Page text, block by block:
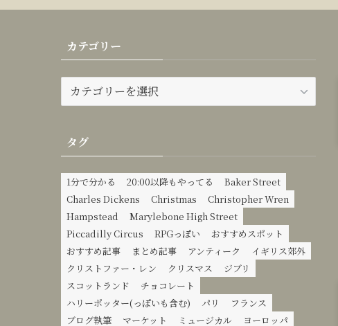
カテゴリー
テ
リ
ー
タグ
1分で分かる 20:00以降もやってる
Baker Street
Charles Dickens
Christmas
Christopher Wren
Hampstead
Marylebone High Street
Piccadilly Circus
RPGっぽい
おすすめスポット
おすすめ記事
まとめ記事 アンティーク
イギリス郊外
クリストファー・レン
クリスマス
ジブリ
スコットランド
チョコレート
ハリーポッター(っぽいも含む)
パリ
フランス
ブログ執筆
マーケット ミュージカル ヨーロッパ